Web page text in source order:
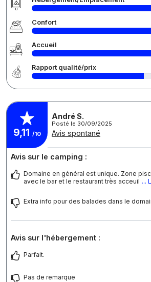
Confort
Accueil
Rapport qualité/prix
9,11 /10
André S.
Posté le 30/09/2025
Avis spontané
Avis sur le camping :
Domaine en général est unique. Zone
avec le bar et le restaurant très acceuil ...
Extra info pour des balades dans le
Avis sur l'hébergement :
Parfait.
Pas de remarque